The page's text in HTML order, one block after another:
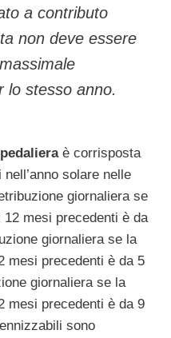
a contributo
non deve essere
lo stesso anno.
è corrisposta
solare nelle
giornaliera se
mesi precedenti è da
giornaliera se la
mesi precedenti è da 5
giornaliera se la
mesi precedenti è da 9
sono